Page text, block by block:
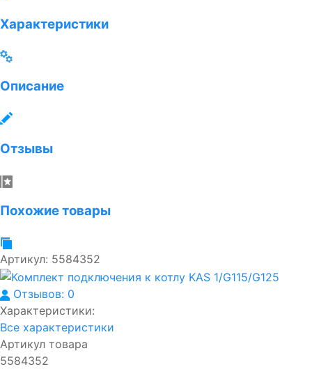
Характеристики
Описание
Отзывы
Похожие товары
Артикул: 5584352
Отзывов: 0
Характеристики:
Все характеристики
Артикул товара
5584352